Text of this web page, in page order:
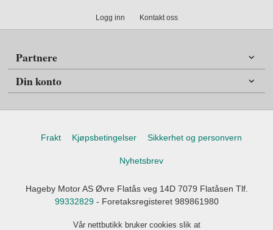
Logg inn Kontakt oss
Partnere
Din konto
Frakt Kjøpsbetingelser Sikkerhet og personvern
Nyhetsbrev
Hageby Motor AS Øvre Flatås veg 14D 7079 Flatåsen Tlf.
99332829- Foretaksregisteret 989861980
Vår nettbutikk bruker cookies slik at